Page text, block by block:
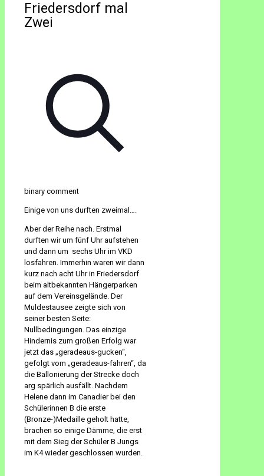
Friedersdorf mal
Zwei
binary comment
Einige von uns durften zweimal….
Aber der Reihe nach. Erstmal
durften wir um fünf Uhr aufstehen
und dann um sechs Uhr im VKD
losfahren. Immerhin waren wir dann
kurz nach acht Uhr in Friedersdorf
beim altbekannten Hängerparken
auf dem Vereinsgelände. Der
Muldestausee zeigte sich von
seiner besten Seite:
Nullbedingungen. Das einzige
Hindernis zum großen Erfolg war
jetzt das „geradeaus-gucken“,
gefolgt vom „geradeaus-fahren“, da
die Ballonierung der Strecke doch
arg spärlich ausfällt. Nachdem
Helene dann im Canadier bei den
Schülerinnen B die erste
(Bronze-)Medaille geholt hatte,
brachen so einige Dämme, die erst
mit dem Sieg der Schüler B Jungs
im K4 wieder geschlossen wurden.